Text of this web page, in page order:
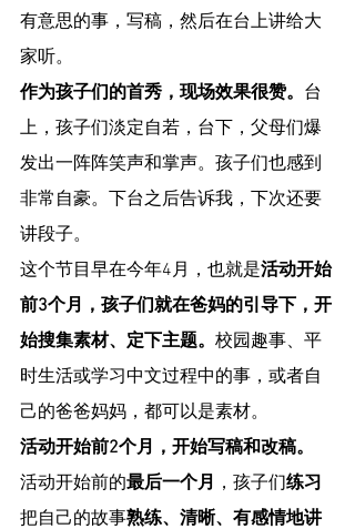
有意思的事，写稿，然后在台上讲给大
家听。
作为孩子们的首秀，现场效果很赞。 台
上，孩子们淡定自若，台下，父母们爆
发出一阵阵笑声和掌声。孩子们也感到
非常自豪。下台之后告诉我，下次还要
讲段子。
这个节目早在今年4月，也就是活动开始
前3个月，孩子们就在爸妈的引导下，开
始搜集素材、定下主题。 校园趣事、平
时生活或学习中文过程中的事，或者自
己的爸爸妈妈，都可以是素材。
活动开始前2个月，开始写稿和改稿。
活动开始前的最后一个月 ，孩子们练习
把自己的故事熟练、清晰、有感情地讲